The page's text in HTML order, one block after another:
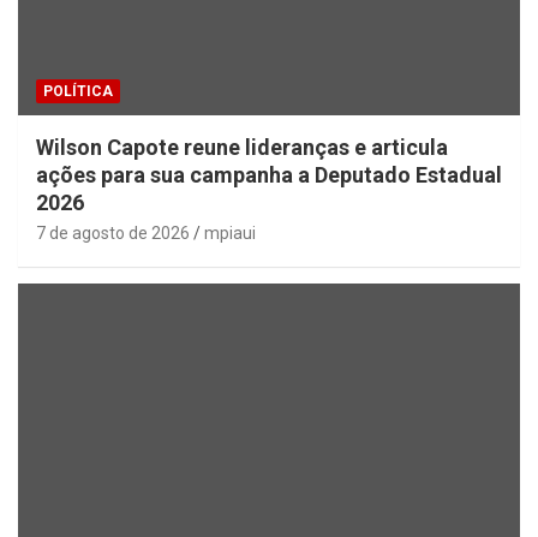
POLÍTICA
Wilson Capote reune lideranças e articula
ações para sua campanha a Deputado Estadual
2026
7 de agosto de 2026 mpiaui